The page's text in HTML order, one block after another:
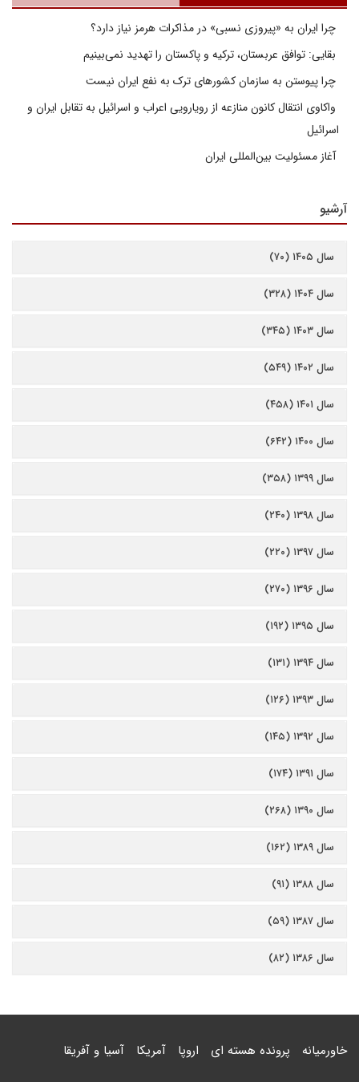
چرا ایران به «پیروزی نسبی» در مذاکرات هرمز نیاز دارد؟
بقایی: توافق عربستان، ترکیه و پاکستان را تهدید نمی‌بینیم
چرا پیوستن به سازمان کشورهای ترک به نفع ایران نیست
واکاوی انتقال کانون منازعه از رویارویی اعراب و اسرائیل به تقابل ایران و
اسرائیل
آغاز مسئولیت بین‌المللی ایران
آرشیو
سال ۱۴۰۵ (۷۰)
سال ۱۴۰۴ (۳۲۸)
سال ۱۴۰۳ (۳۴۵)
سال ۱۴۰۲ (۵۴۹)
سال ۱۴۰۱ (۴۵۸)
سال ۱۴۰۰ (۶۴۲)
سال ۱۳۹۹ (۳۵۸)
سال ۱۳۹۸ (۲۴۰)
سال ۱۳۹۷ (۲۲۰)
سال ۱۳۹۶ (۲۷۰)
سال ۱۳۹۵ (۱۹۲)
سال ۱۳۹۴ (۱۳۱)
سال ۱۳۹۳ (۱۲۶)
سال ۱۳۹۲ (۱۴۵)
سال ۱۳۹۱ (۱۷۴)
سال ۱۳۹۰ (۲۶۸)
سال ۱۳۸۹ (۱۶۲)
سال ۱۳۸۸ (۹۱)
سال ۱۳۸۷ (۵۹)
سال ۱۳۸۶ (۸۲)
خاورمیانه پرونده هسته ای اروپا آمریکا آسیا و آفریقا